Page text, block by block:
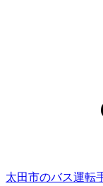
太田市のバス運転